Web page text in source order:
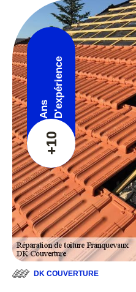
+10
Ans D'expérience
DK COUVERTURE